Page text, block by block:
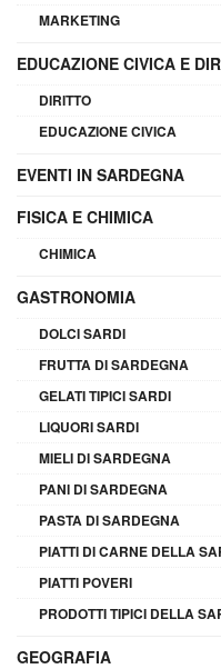
MARKETING
EDUCAZIONE CIVICA E
DIRITTO
EDUCAZIONE CIVICA
EVENTI IN SARDEGNA
FISICA E CHIMICA
CHIMICA
GASTRONOMIA
DOLCI SARDI
FRUTTA DI SARDEGNA
GELATI TIPICI SARDI
LIQUORI SARDI
MIELI DI SARDEGNA
PANI DI SARDEGNA
PASTA DI SARDEGNA
PIATTI DI CARNE DELLA
PIATTI POVERI
PRODOTTI TIPICI DELLA
GEOGRAFIA